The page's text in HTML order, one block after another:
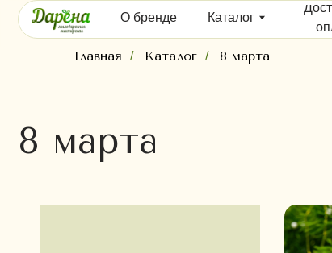
Доставка и
оплата
Каталог
О бренде
Главная / Каталог / 8 марта
8 марта